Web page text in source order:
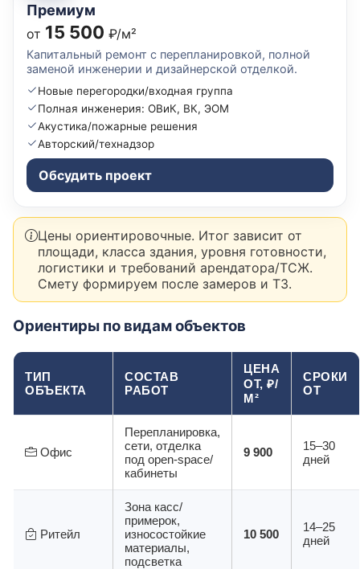
Премиум
от 15 500 ₽/м²
Капитальный ремонт с перепланировкой, полной
заменой инженерии и дизайнерской отделкой.
Новые перегородки/входная группа
Полная инженерия: ОВиК, ВК, ЭОМ
Акустика/пожарные решения
Авторский/технадзор
Обсудить проект
Цены ориентировочные. Итог зависит от
площади, класса здания, уровня готовности,
логистики и требований арендатора/ТСЖ.
Смету формируем после замеров и ТЗ.
Ориентиры по видам объектов
ТИП
ОБЪЕКТА
СОСТАВ
РАБОТ
ЦЕНА
ОТ, ₽/
М²
СРОКИ
ОТ
Офис
Перепланировка,
сети, отделка
под open-space/
кабинеты
9 900
15–30
дней
Ритейл
Зона касс/
примерок,
износостойкие
материалы,
подсветка
10 500
14–25
дней